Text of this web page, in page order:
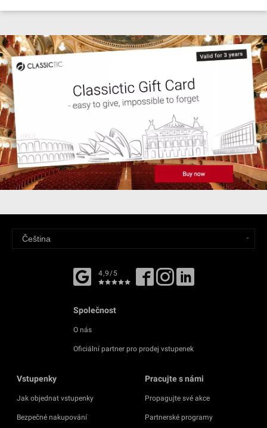
4,9/5
Společnost
O nás
Oficiální partner pro prodej vstupenek
Vstupenky
Jak objednat vstupenky
Bezpečné nakupování
Pracujte s námi
Propagujte své akce
Partnerské programy